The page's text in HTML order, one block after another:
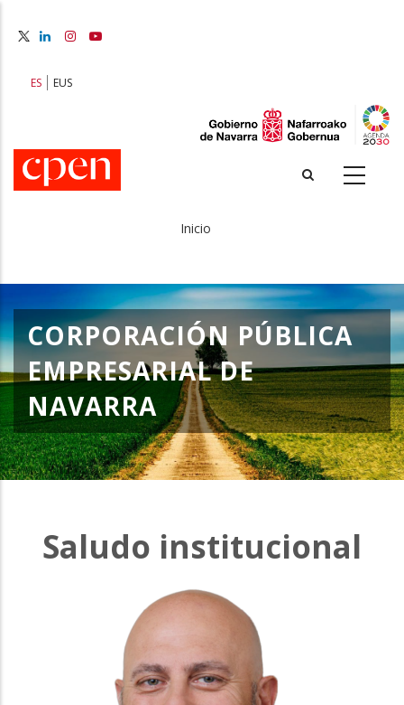
principal
ES EUS
enlaces
de
ayuda
a
la
navegación
Inicio
CORPORACIÓN PÚBLICA
EMPRESARIAL DE
NAVARRA
Saludo
Saludo institucional